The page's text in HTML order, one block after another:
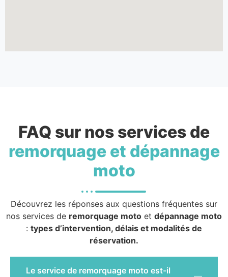
FAQ sur nos services de
remorquage et dépannage
moto
Découvrez les réponses aux questions fréquentes sur
nos services de remorquage moto et dépannage moto
: types d’intervention, délais et modalités de
réservation.
Le service de remorquage moto est-il